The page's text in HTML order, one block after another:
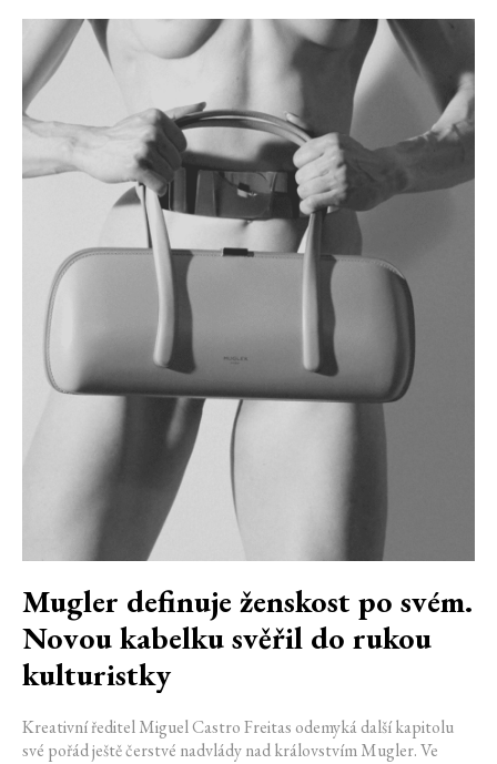
Mugler definuje ženskost po svém.
Novou kabelku svěřil do rukou
kulturistky
Kreativní ředitel Miguel Castro Freitas odemyká další kapitolu
své pořád ještě čerstvé nadvlády nad královstvím Mugler. Ve